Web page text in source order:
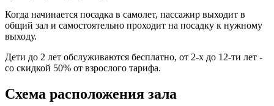
Когда начинается посадка в самолет, пассажир выходит в
общий зал и самостоятельно проходит на посадку к нужному
выходу.
Дети до 2 лет обслуживаются бесплатно, от 2-х до 12-ти лет -
со скидкой 50% от взрослого тарифа.
Схема расположения зала